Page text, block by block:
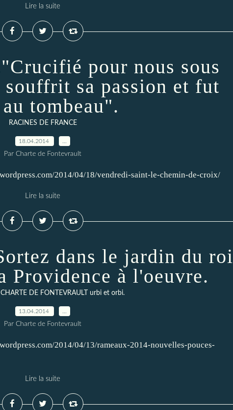
Lire la suite
pour nous sous
sa passion et fut
tombeau".
RACINES DE FRANCE
18.04.2014
Par Charte de Fontevrault
2014/04/18/vendredi-saint-le-chemin-de-croix/
Lire la suite
dans le jardin du roi
Providence à l'oeuvre.
DE FONTEVRAULT urbi et orbi.
13.04.2014
Par Charte de Fontevrault
2014/04/13/rameaux-2014-nouvelles-pouces-
Lire la suite